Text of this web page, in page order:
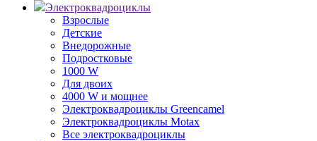
Электроквадроциклы
Взрослые
Детские
Внедорожные
Подростковые
1000 W
Для двоих
4000 W и мощнее
Электроквадроциклы Greencamel
Электроквадроциклы Motax
Все электроквадроциклы